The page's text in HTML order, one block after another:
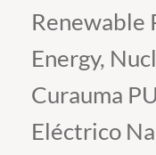
Estudiantes
Renewable
Energy,
Curauma
Eléctrico